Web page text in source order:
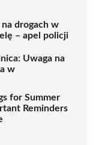
drogach w
– apel policji
Uwaga na
w
for Summer
Reminders